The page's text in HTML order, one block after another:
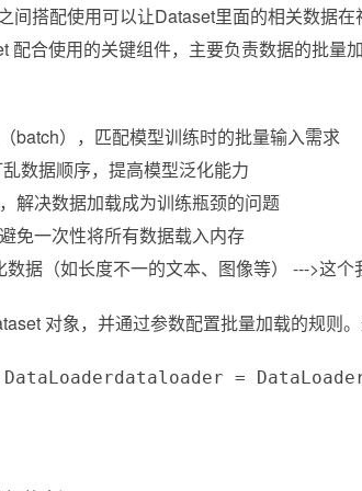
搭配使用可以让Dataset里面的相关数据在
配合使用的关键组件，主要负责数据的批
batch），匹配模型训练时的批量输入需求
数据顺序，提高模型泛化能力
解决数据加载成为训练瓶颈的问题
免一次性将所有数据载入内存
据（如长度不一的文本、图像等） --->这个
对象，并通过参数配置批量加载的规则
=